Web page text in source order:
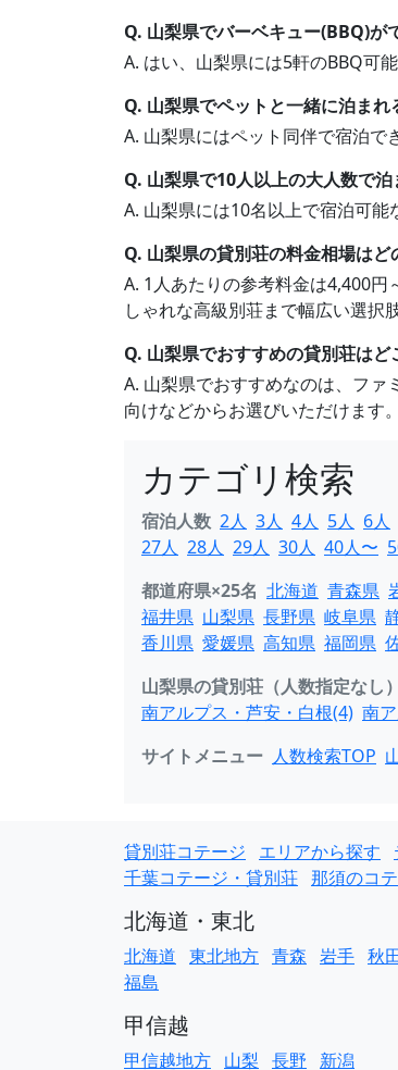
Q. 山梨県でバーベキュー(BBQ)が
A. はい、山梨県には5軒のBBQ可
Q. 山梨県でペットと一緒に泊まれ
A. 山梨県にはペット同伴で宿泊で
Q. 山梨県で10人以上の大人数で
A. 山梨県には10名以上で宿泊可能
Q. 山梨県の貸別荘の料金相場はど
A. 1人あたりの参考料金は4,400
しゃれな高級別荘まで幅広い選択
Q. 山梨県でおすすめの貸別荘はど
A. 山梨県でおすすめなのは、フ
向けなどからお選びいただけます。
カテゴリ検索
宿泊人数 2人 3人 4人 5人 6人
27人 28人 29人 30人 40人〜
都道府県×25名 北海道 青森県
福井県 山梨県 長野県 岐阜県
香川県 愛媛県 高知県 福岡県
山梨県の貸別荘（人数指定なし）
南アルプス・芦安・白根(4) 南
サイトメニュー 人数検索TOP
貸別荘コテージ エリアから探す
千葉コテージ・貸別荘 那須のコ
北海道・東北
北海道 東北地方 青森 岩手 秋
福島
甲信越
甲信越地方 山梨 長野 新潟